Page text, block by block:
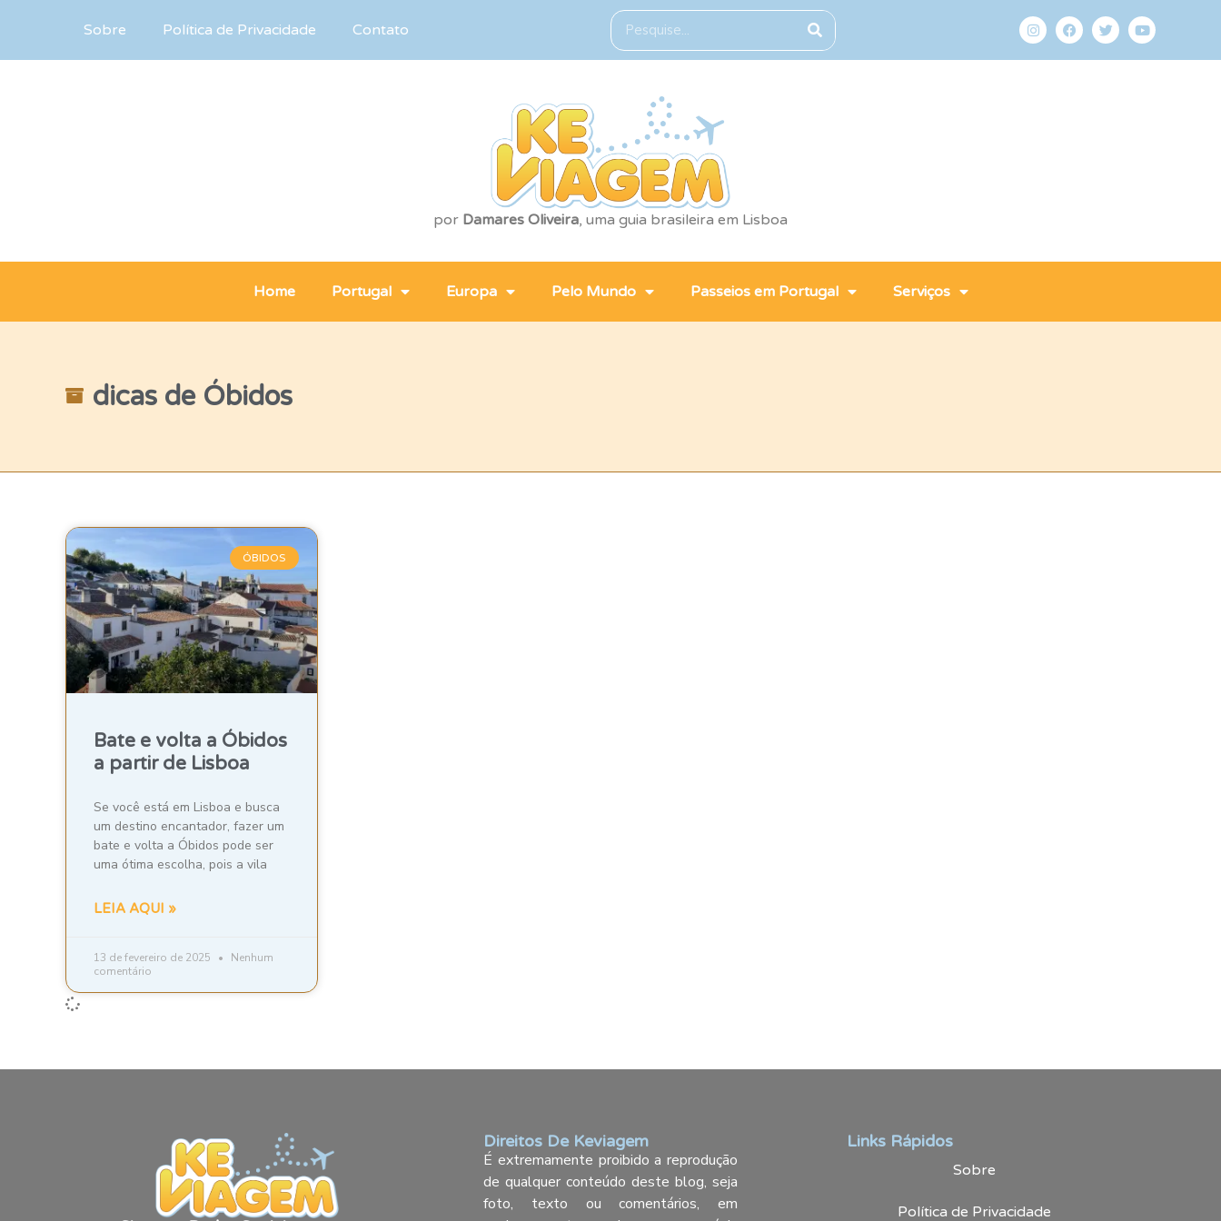
Sobre Política de Privacidade Contato
por Damares Oliveira, uma guia brasileira em Lisboa
Home Portugal Europa Pelo Mundo Passeios em Portugal Serviços
dicas de Óbidos
ÓBIDOS
Bate e volta a Óbidos
a partir de Lisboa
Se você está em Lisboa e busca
um destino encantador, fazer um
bate e volta a Óbidos pode ser
uma ótima escolha, pois a vila
LEIA AQUI »
13 de fevereiro de 2025
Nenhum
comentário
Direitos De Keviagem
É extremamente proibido a reprodução
de qualquer conteúdo deste blog, seja
foto, texto ou comentários, em
Links Rápidos
Sobre
Política de Privacidade